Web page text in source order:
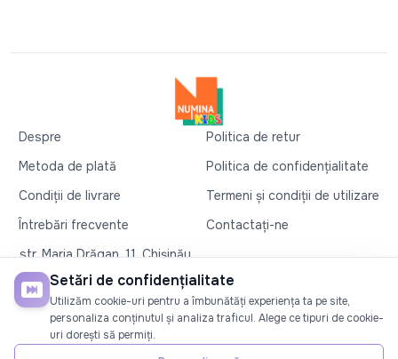
Despre
Politica de retur
Metoda de plată
Politica de confidențialitate
Condiții de livrare
Termeni și condiții de utilizare
Întrebări frecvente
Contactați-ne
str. Maria Drăgan, 11, Chișinău
+37360327279
©2026Numina Kids. Toate drepturile rezervate
Setări de confidențialitate
Utilizăm cookie-uri pentru a îmbunătăți experiența ta pe site,
personaliza conținutul și analiza traficul. Alege ce tipuri de cookie-
uri dorești să permiți.